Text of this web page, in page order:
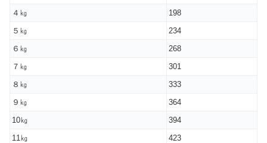
４㎏
198
５㎏
234
６㎏
268
７㎏
301
８㎏
333
９㎏
364
10㎏
394
11㎏
423